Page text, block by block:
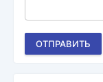
ОТПРАВИТЬ